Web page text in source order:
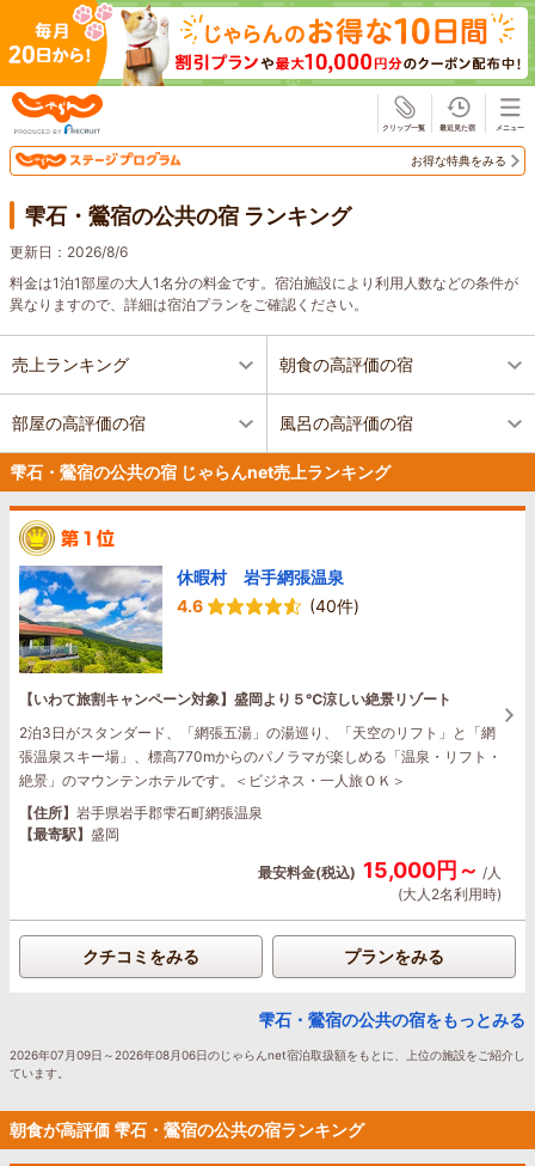
お得な特典をみる
雫石・鶯宿の公共の宿 ランキング
更新日： 2026/8/6
料金は1泊1部屋の大人1名分の料金です。宿泊施設により利用人数などの条件が
異なりますので、詳細は宿泊プランをご確認ください。
売上ランキング 朝食の高評価の宿
部屋の高評価の宿 風呂の高評価の宿
雫石・鶯宿の公共の宿 じゃらんnet売上ランキング
休暇村 岩手網張温泉
4.6
(40件)
【いわて旅割キャンペーン対象】盛岡より５℃涼しい絶景リゾート
2泊3日がスタンダード、「網張五湯」の湯巡り、「天空のリフト」と「網
張温泉スキー場」、標高770mからのパノラマが楽しめる「温泉・リフト・
絶景」のマウンテンホテルです。＜ビジネス・一人旅ＯＫ＞
【住所】 岩手県岩手郡雫石町網張温泉
【最寄駅】 盛岡
最安料金(税込) 15,000円～ /人
(大人2名利用時)
クチコミをみる プランをみる
雫石・鶯宿の公共の宿をもっとみる
2026年07月09日～2026年08月06日のじゃらんnet宿泊取扱額をもとに、上位の施設をご紹介し
ています。
朝食が高評価 雫石・鶯宿の公共の宿ランキング